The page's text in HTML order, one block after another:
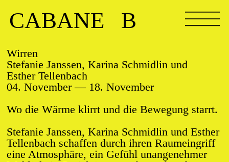
CABANE B
Wirren
Stefanie Janssen, Karina Schmidlin und
Esther Tellenbach
04. November — 18. November
Wo die Wärme klirrt und die Bewegung starrt.
Stefanie Janssen, Karina Schmidlin und Esther
Tellenbach schaffen durch ihren Raumeingriff
eine Atmosphäre, ein Gefühl unangenehmer